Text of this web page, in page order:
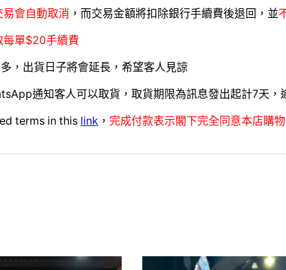
易會自動取消 ，而交易金額將扣除銀行手續費後退回，並
每單$20手續費
，出貨日子將會延長，希望客人見諒
通知客人可以取貨，取貨期限為訊息發出起計7天，
terms in this link ， 完成付款表示閣下完全同意本店購